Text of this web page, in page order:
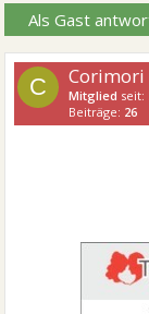
Als Gast
C Corimori
Mitglied seit:
Beiträge: 26